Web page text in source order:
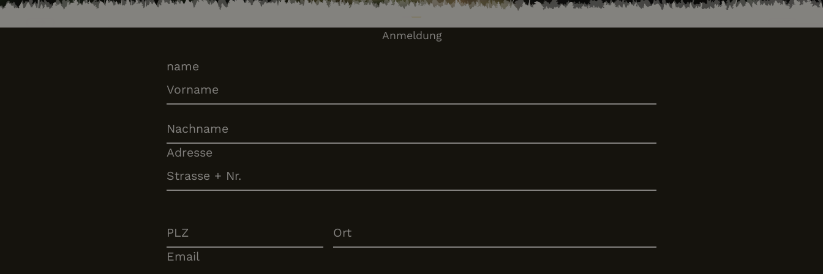
Previous Next
Anmeldung
name
Adresse
Email
IDE
1 Jahr
Dieses Cookie wird von Doubleclick gesetzt und enthält
sowie über Werbung, die der Endbenutzer möglicherweise vor dem
Besuch dieser Website gesehen hat.